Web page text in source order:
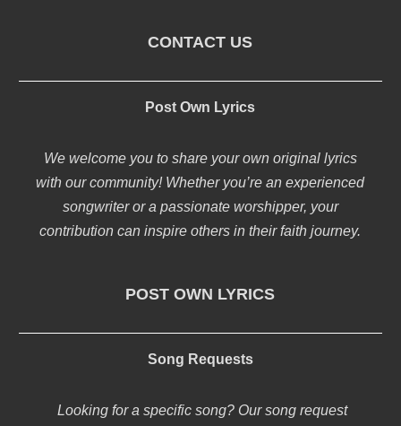
CONTACT US
Post Own Lyrics
We welcome you to share your own original lyrics
with our community! Whether you’re an experienced
songwriter or a passionate worshipper, your
contribution can inspire others in their faith journey.
POST OWN LYRICS
Song Requests
Looking for a specific song? Our song request